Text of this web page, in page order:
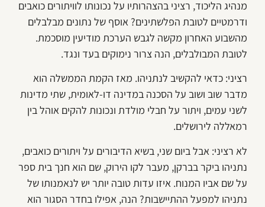
מנהיג הליכוד, רציני בהצהרותיו על נכונותו לוויתורים כואבים
ודרמטיים לטובת הפלשתינים? אוסף של נתונים מבלבלים
מהשבוע האחרון מקשה לגבש הערכת מודיעין מוסכמת.
לטובת המבולבלים, הנה צרור נימוקים בעד ונגד.
רציני: כדאי להקשיב לנתניהו. מאז הקמת הממשלה הוא
מדבר שוב ושוב על הסכנה במדינה דו-לאומית, שתי מדינות
לשני עמים, ויתור על חבלי מולדת ונכונות להקים אוהל בין
רמאללה לירושלים.
לא רציני: אבל ביום שני, בשיא הדיבורים על ויתורים כואבים,
נתניהו ביקר בברקן, מעבר לקו הירוק, שם הוא חנך בית ספר
על שם אביו המנוח. איזו עדות טובה יותר יש לנאמנותו של
נתניהו למפעל ההתיישבות? הנה, אפילו בחדר הסגור הוא